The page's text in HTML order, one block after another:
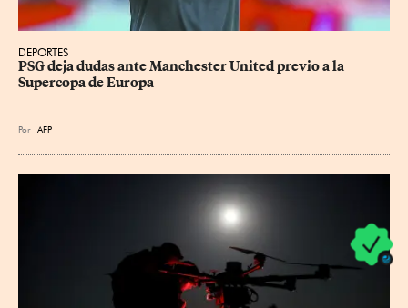
DEPORTES
PSG deja dudas ante Manchester United previo a la
Supercopa de Europa
Por AFP